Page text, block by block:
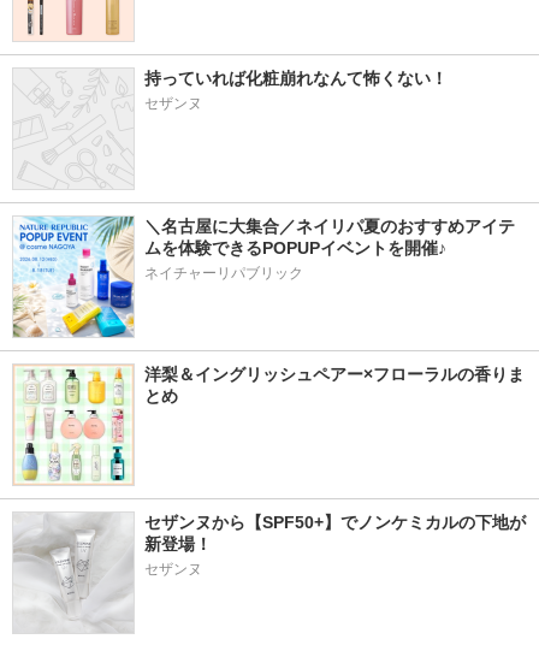
持っていれば化粧崩れなんて怖くない！
セザンヌ
＼名古屋に大集合／ネイリパ夏のおすすめアイテ
ムを体験できるPOPUPイベントを開催♪
ネイチャーリパブリック
洋梨＆イングリッシュペアー×フローラルの香りま
とめ
セザンヌから【SPF50+】でノンケミカルの下地が
新登場！
セザンヌ